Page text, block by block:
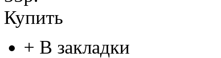
Купить
+ В закладки